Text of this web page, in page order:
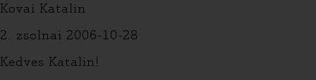
Kovai Katalin
2. zsolnai 2006-10-28
Kedves Katalin!